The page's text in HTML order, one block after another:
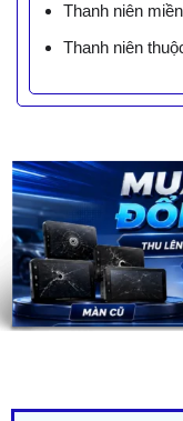
Thanh niên
Thanh niên